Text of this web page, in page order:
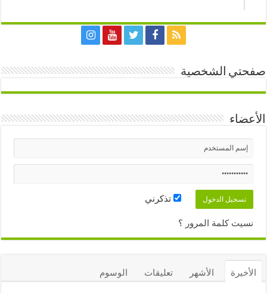
صفحتي الشخصية
الأعضاء
تذكرني
نسيت كلمة المرور ؟
الأخيرة الأشهر تعليقات الوسوم